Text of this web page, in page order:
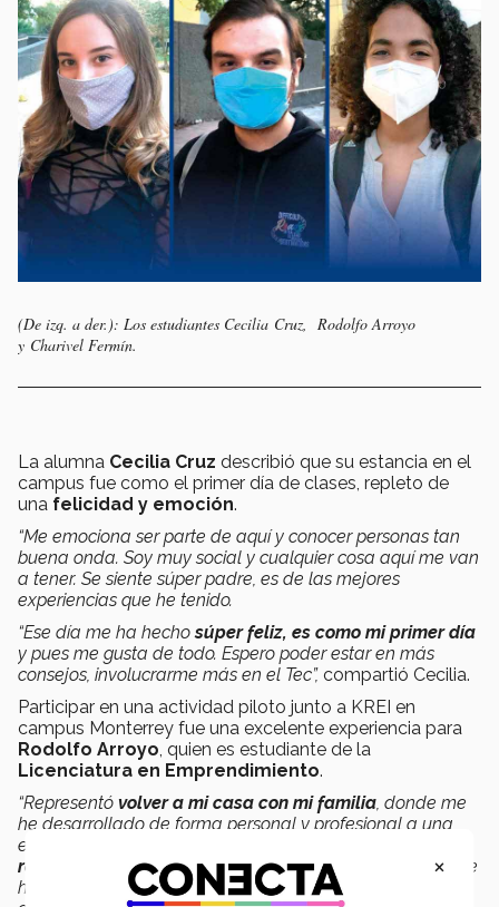
(De izq. a der.): Los estudiantes Cecilia Cruz, Rodolfo Arroyo
y Charivel Fermín.
La alumna Cecilia Cruz describió que su estancia en el
campus fue como el primer día de clases, repleto de
una felicidad y emoción.
“Me emociona ser parte de aquí y conocer personas tan
buena onda. Soy muy social y cualquier cosa aquí me van
a tener. Se siente súper padre, es de las mejores
experiencias que he tenido.
“Ese día me ha hechosúper feliz, es como mi primer día
y pues me gusta de todo. Espero poder estar en más
consejos, involucrarme más en el Tec”, compartió Cecilia.
Participar en una actividad piloto junto a KREI en
campus Monterrey fue una excelente experiencia para
Rodolfo Arroyo , quien es estudiante de la
Licenciatura en Emprendimiento.
“Representó volver a mi casa con mi familia , donde me
he desarrollado de forma personal y profesional a una
escala que nunca imaginé. Estar
recordarme lo valioso que es estar aquí
. El esfuerzo que
hacen mis papás para que esté aquí, verlo materializado
×